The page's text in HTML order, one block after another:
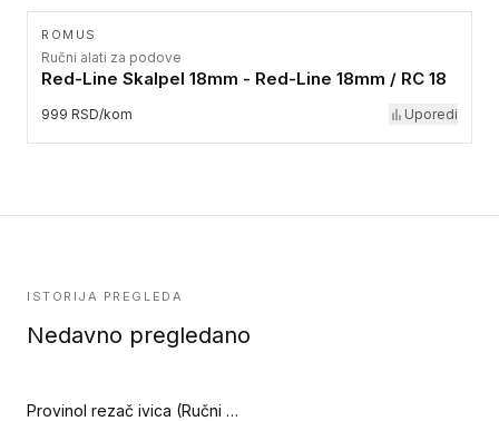
ROMUS
Ručni alati za podove
Red-Line Skalpel 18mm - Red-Line 18mm / RC 18
999 RSD/kom Uporedi
ISTORIJA PREGLEDA
Nedavno pregledano
Provinol rezač ivica (Ručni alati za podove)